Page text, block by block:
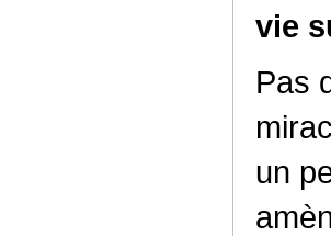
vie
Pas
un